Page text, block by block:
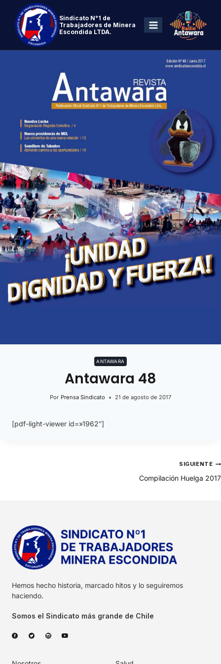
Sindicato N°1 de
Trabajadores de Minera
Escondida LTDA.
ANTAWARA
Antawara 48
Por Prensa Sindicato 21 de agosto de 2017
[pdf-light-viewer id=»1962″]
SIGUIENTE
Compilación Huelga 2017
Hemos hecho historia, marcado hitos y lo seguiremos
haciendo.
Somos el Sindicato más grande de Chile